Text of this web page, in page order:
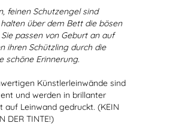
feinen Schutzengel sind
über dem Bett die bösen
passen von Geburt an auf
ihren Schützling durch die
schöne Erinnerung.
Künstlerleinwände sind
und werden in brillanter
auf Leinwand gedruckt. (KEIN
DER TINTE!)